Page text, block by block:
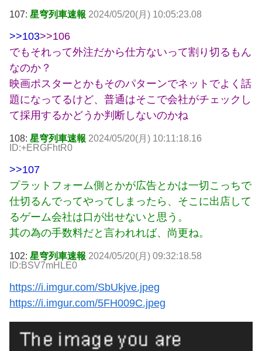
107: 星穹列車速報 2024/05/20(月) 10:05:23.08
>>103>>106
でもそれって外注だから仕方ないって割り切るもん
なのか？
映画ポスターとかもそのパターンでネットでよく話
題になってるけど、普通はそこで会社がチェックし
て採用するかどうか判断しないのかね
108: 星穹列車速報 2024/05/20(月) 10:11:18.16
ID:+ERGFhtR0
>>107
プラットフォーム側とかが広告とかは一切こっちで
仕切るんでってやってしまったら、そこに出店して
るゲーム会社は口が出せないと思う。
其の為の手数料だと言われれば、尚更ね。
102: 星穹列車速報 2024/05/20(月) 09:32:18.58
ID:BSV7mHLE0
https://i.imgur.com/SbUkjve.jpeg
https://i.imgur.com/5FH009C.jpeg